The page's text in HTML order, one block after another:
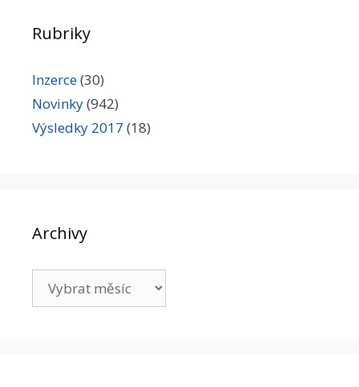
Rubriky
Inzerce(30)
Novinky(942)
Výsledky 2017 (18)
Archivy